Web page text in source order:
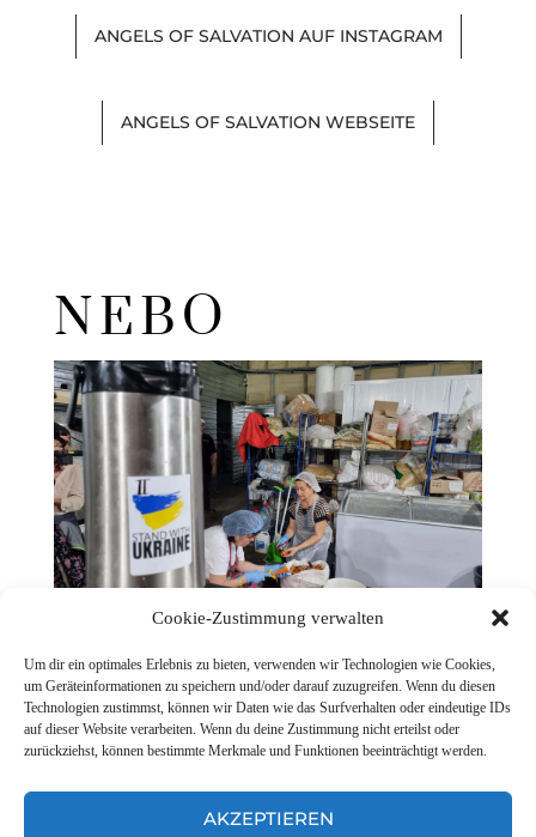
Cookie-Zustimmung verwalten
Um dir ein optimales Erlebnis zu bieten, verwenden wir Technologien wie Cookies,
um Geräteinformationen zu speichern und/oder darauf zuzugreifen. Wenn du diesen
Technologien zustimmst, können wir Daten wie das Surfverhalten oder eindeutige IDs
auf dieser Website verarbeiten. Wenn du deine Zustimmung nicht erteilst oder
zurückziehst, können bestimmte Merkmale und Funktionen beeinträchtigt werden.
AKZEPTIEREN
ANGELS OF SALVATION AUF INSTAGRAM
ANGELS OF SALVATION WEBSEITE
NEBO
MIRNOE NEBO KHARKOVA
CHAR´KIV)
ist eine Organisation ausCharkiw,
die sich vor allem der
Lebensmittelhilfe verschrieben hat.
Gegründet wurde sie von